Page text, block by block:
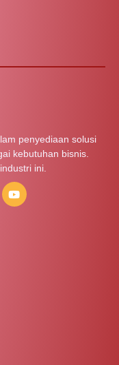
penyediaan solusi
kebutuhan bisnis.
ini.